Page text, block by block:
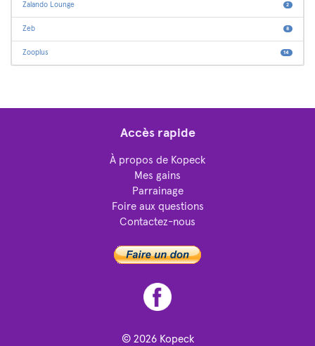
Zalando Lounge 2
Zeb 8
Zooplus 14
Accès rapide
À propos de Kopeck
Mes gains
Parrainage
Foire aux questions
Contactez-nous
© 2026 Kopeck